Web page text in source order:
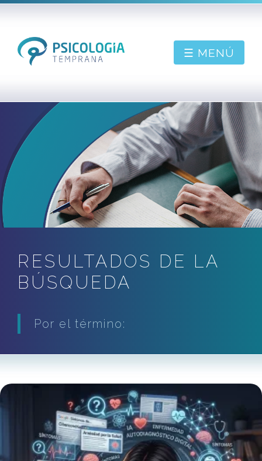
☰ MENÚ
PIDE CONSULTA
BIENVENIDO
SOBRE MÍ
CONTACTAR
BLOG
RESULTADOS DE LA
BÚSQUEDA
Por el término: